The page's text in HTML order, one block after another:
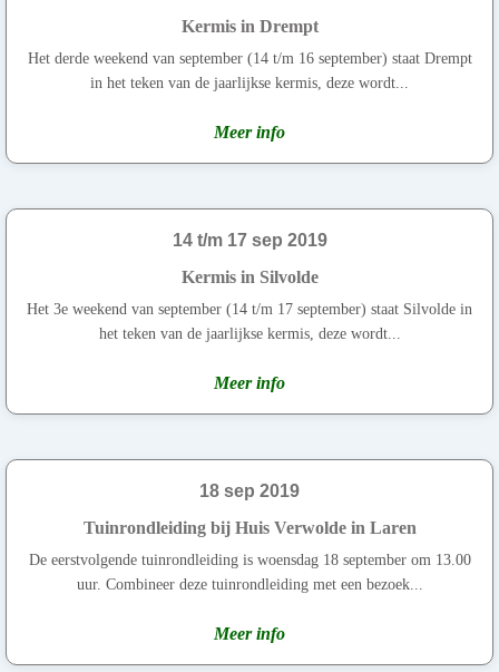
Kermis in Drempt
Het derde weekend van september (14 t/m 16 september) staat Drempt
in het teken van de jaarlijkse kermis, deze wordt...
Meer info
14 t/m 17 sep 2019
Kermis in Silvolde
Het 3e weekend van september (14 t/m 17 september) staat Silvolde in
het teken van de jaarlijkse kermis, deze wordt...
Meer info
18 sep 2019
Tuinrondleiding bij Huis Verwolde in Laren
De eerstvolgende tuinrondleiding is woensdag 18 september om 13.00
uur. Combineer deze tuinrondleiding met een bezoek...
Meer info